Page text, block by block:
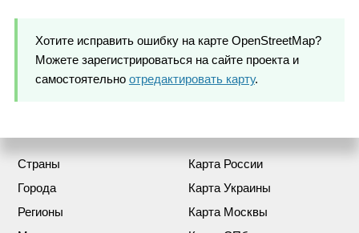
Хотите исправить ошибку на карте OpenStreetMap?
Можете зарегистрироваться на сайте проекта и
самостоятельно отредактировать карту.
Страны
Города
Регионы
Карта России
Карта Украины
Карта Москвы